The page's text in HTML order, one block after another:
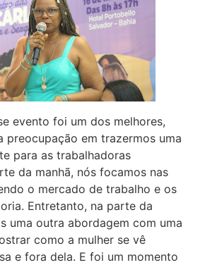
evento foi um dos melhores,
preocupação em trazermos uma
para as trabalhadoras
da manhã, nós focamos nas
o mercado de trabalho e os
Entretanto, na parte da
uma outra abordagem com uma
como a mulher se vê
e fora dela. E foi um momento